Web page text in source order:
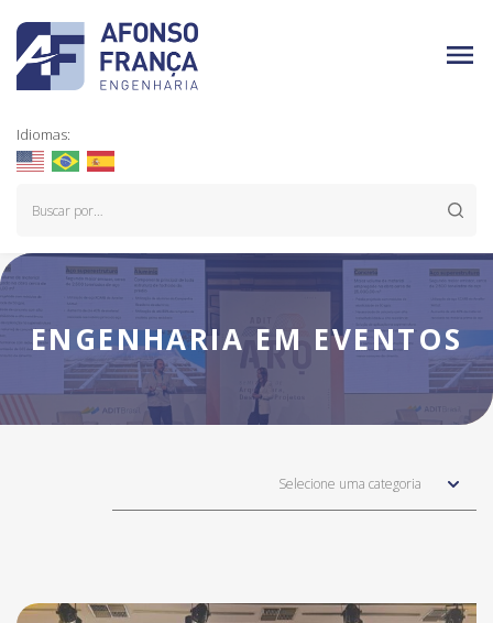
Idiomas:
ENGENHARIA EM EVENTOS
Selecione uma categoria